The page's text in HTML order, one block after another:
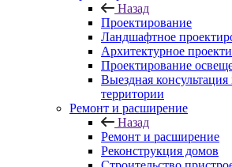
Назад
Проектирование
Ландшафтное
Архитектурное
Проектирование
Выездная консультация
территории
Ремонт и расширение
Назад
Ремонт и расширение
Реконструкция домов